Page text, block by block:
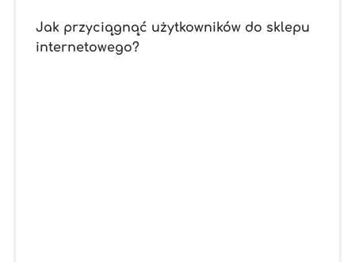
Jak przyciągnąć użytkowników do sklepu
internetowego?